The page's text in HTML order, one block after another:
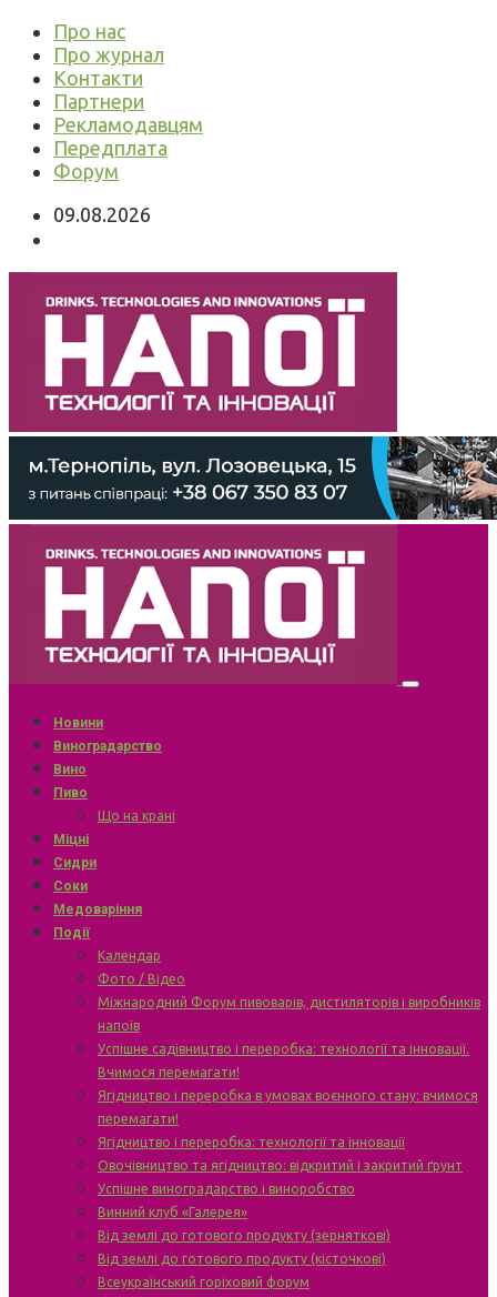
Про нас
Про журнал
Контакти
Партнери
Рекламодавцям
Передплата
Форум
09.08.2026
Новини
Виноградарство
Вино
Пиво
Що на крані
Міцні
Сидри
Соки
Медоваріння
Події
Календар
Фото / Відео
Міжнародний Форум пивоварів, дистиляторів і виробників
напоїв
Успішне садівництво і переробка: технології та інновації.
Вчимося перемагати!
Ягідництво і переробка в умовах воєнного стану: вчимося
перемагати!
Ягідництво і переробка: технології та інновації
Овочівництво та ягідництво: відкритий і закритий ґрунт
Успішне виноградарство і виноробство
Винний клуб «Галерея»
Від землі до готового продукту (зерняткові)
Від землі до готового продукту (кісточкові)
Всеукраїнський горіховий форум